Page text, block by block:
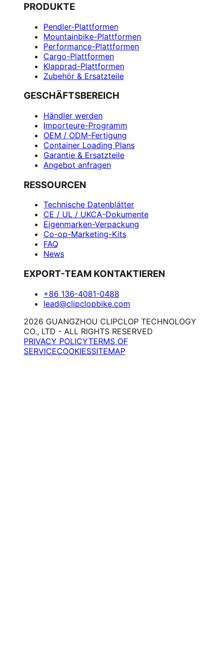
PRODUKTE
Pendler-Plattformen
Mountainbike-Plattformen
Performance-Plattformen
Cargo-Plattformen
Klapprad-Plattformen
Zubehör & Ersatzteile
GESCHÄFTSBEREICH
Händler werden
Importeure-Programm
OEM / ODM-Fertigung
Container Loading Plans
Garantie & Ersatzteile
Angebot anfragen
RESSOURCEN
Technische Datenblätter
CE / UL / UKCA-Dokumente
Eigenmarken-Verpackung
Co-op-Marketing-Kits
FAQ
News
EXPORT-TEAM KONTAKTIEREN
+86 136-4081-0488
lead@clipclopbike.com
2026 GUANGZHOU CLIPCLOP TECHNOLOGY
CO., LTD - ALL RIGHTS RESERVED
PRIVACY POLICYTERMS OF
SERVICECOOKIESSITEMAP